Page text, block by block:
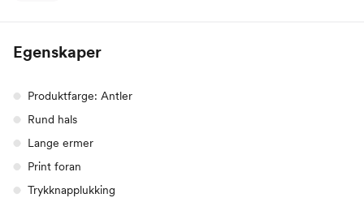
Egenskaper
Produktfarge: Antler
Rund hals
Lange ermer
Print foran
Trykknapplukking